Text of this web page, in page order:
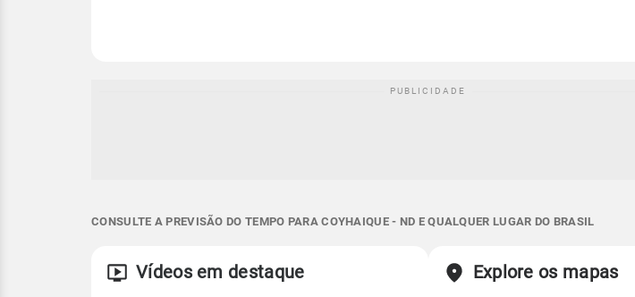
CONSULTE A PREVISÃO DO TEMPO PARA COYHAIQUE - ND E QUALQUER LUGAR DO BRASIL
Vídeos em destaque Explore os mapas